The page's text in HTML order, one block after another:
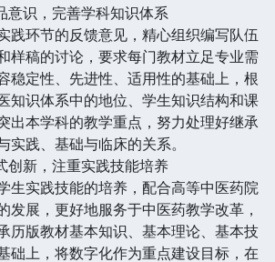
识，完善学科知识体系
环节的反馈意见，精心组织编写队伍
样稿的讨论，要求每门教材立足专业需
稳定性、先进性、适用性的基础上，根
知识体系中的地位、学生知识结构和课
出本学科的教学重点，努力处理好继承
实践、基础与临床的关系。
新，注重实践技能培养
实践技能的培养，配合高等中医药院
发展，更好地服务于中医药教学改革，
历版教材基本知识、基本理论、基本技
础上，将数字化作为重点建设目标，在